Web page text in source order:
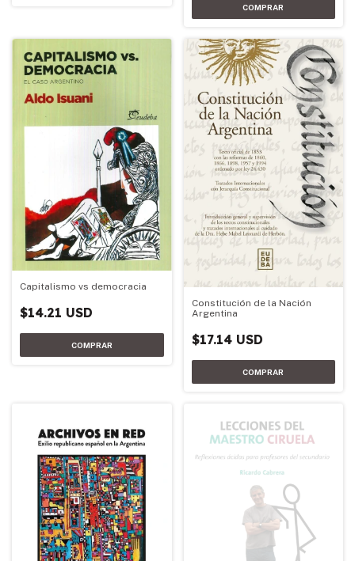
Capitalismo vs democracia
$14.21 USD
Constitución de la Nación
Argentina
$17.14 USD